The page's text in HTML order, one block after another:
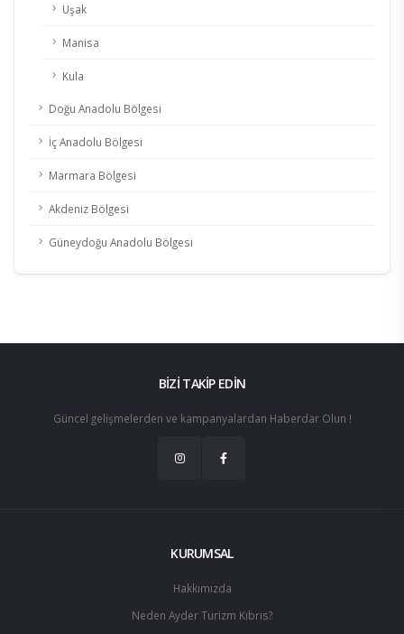
Uşak
Manisa
Kula
Doğu Anadolu Bölgesi
İç Anadolu Bölgesi
Marmara Bölgesi
Akdeniz Bölgesi
Güneydoğu Anadolu Bölgesi
BİZİ TAKİP EDİN
Güncel gelişmelerden ve kampanyalardan Haberdar Olun !
KURUMSAL
Hakkımızda
Neden Ayder Turizm Kıbrıs?